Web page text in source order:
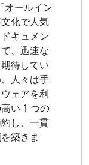
オールイン
化で人気
キュメン
、迅速な
待してい
人々は手
ェアを利
い 1 つの
し、一貫
築きま